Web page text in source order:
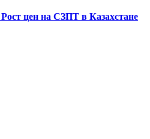
цен на СЗПТ в Казахстане